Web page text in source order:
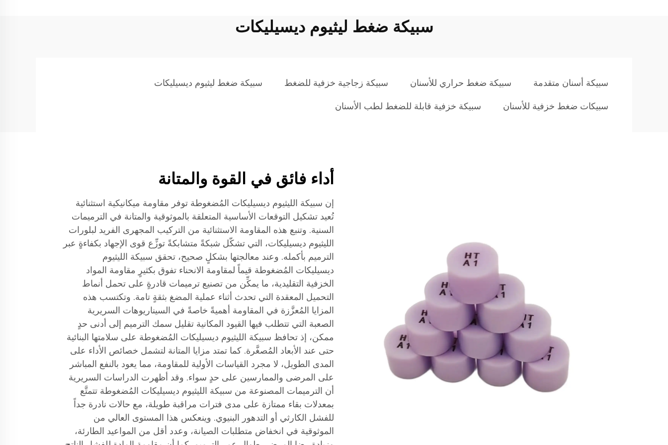
سبيكة ضغط ليثيوم ديسيليكات
سبيكة أسنان متقدمة سبيكة ضغط حراري للأسنان سبيكة زجاجية خزفية للضغط سبيكة ضغط ليثيوم ديسيليكات
سبيكات ضغط خزفية للأسنان سبيكة خزفية قابلة للضغط لطب الأسنان
أداء فائق في القوة والمتانة
إن سبيكة الليثيوم ديسيليكات المُضغوطة توفر مقاومة ميكانيكية استثنائية
تُعيد تشكيل التوقعات الأساسية المتعلقة بالموثوقية والمتانة في الترميمات
السنية. وتنبع هذه المقاومة الاستثنائية من التركيب المجهرى الفريد لبلورات
الليثيوم ديسيليكات، التي تشكّل شبكةً متشابكةً توزِّع قوى الإجهاد بكفاءةٍ عبر
الترميم بأكمله. وعند معالجتها بشكلٍ صحيح، تحقق سبيكة الليثيوم
ديسيليكات المُضغوطة قيماً لمقاومة الانحناء تفوق بكثيرٍ مقاومة المواد
الخزفية التقليدية، ما يمكِّن من تصنيع ترميمات قادرةٍ على تحمل أنماط
التحميل المعقدة التي تحدث أثناء عملية المضغ بثقةٍ تامة. وتكتسب هذه
المزايا المُعزَّزة في المقاومة أهميةً خاصةً في السيناريوهات السريرية
الصعبة التي تتطلب فيها القيود المكانية تقليل سمك الترميم إلى أدنى حدٍ
ممكن، إذ تحافظ سبيكة الليثيوم ديسيليكات المُضغوطة على سلامتها البنائية
حتى عند الأبعاد المُصغَّرة. كما تمتد مزايا المتانة لتشمل خصائص الأداء على
المدى الطويل، لا مجرد القياسات الأولية للمقاومة، مما يعود بالنفع المباشر
على المرضى والممارسين على حدٍ سواء. وقد أظهرت الدراسات السريرية
أن الترميمات المصنوعة من سبيكة الليثيوم ديسيليكات المُضغوطة تتمتَّع
بمعدلات بقاء ممتازة على مدى فترات مراقبة طويلة، مع حالات نادرة جداً
للفشل الكارثي أو التدهور البنيوي. وينعكس هذا المستوى العالي من
الموثوقية في انخفاض متطلبات الصيانة، وعدد أقل من المواعيد الطارئة،